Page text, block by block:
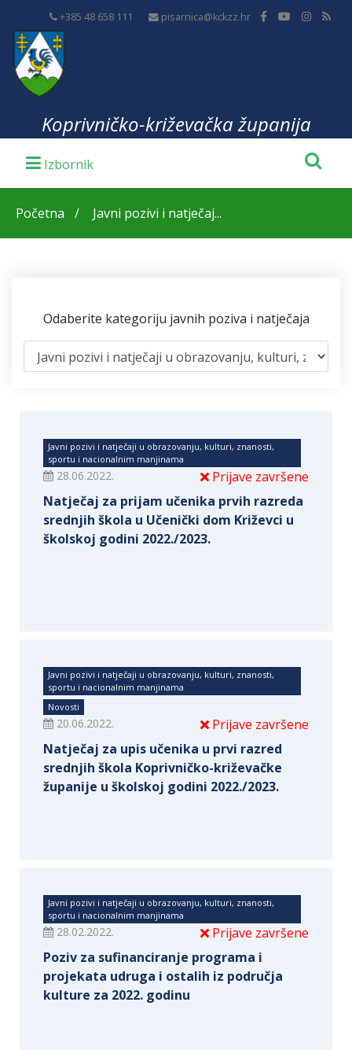
+385 48 658 111 pisarnica@kckzz.hr
Koprivničko-križevačka županija
Početna Javni pozivi i natječaj...
Odaberite kategoriju javnih poziva i natječaja
Javni pozivi i natječaji u obrazovanju, kulturi, znanosti,
sportu i nacionalnim manjinama
Prijave završene
28.06.2022.
Natječaj za prijam učenika prvih razreda
srednjih škola u Učenički dom Križevci u
školskoj godini 2022./2023.
Javni pozivi i natječaji u obrazovanju, kulturi, znanosti,
sportu i nacionalnim manjinama
Novosti
Prijave završene
20.06.2022.
Natječaj za upis učenika u prvi razred
srednjih škola Koprivničko-križevačke
županije u školskoj godini 2022./2023.
Javni pozivi i natječaji u obrazovanju, kulturi, znanosti,
sportu i nacionalnim manjinama
Prijave završene
28.02.2022.
Poziv za sufinanciranje programa i
projekata udruga i ostalih iz područja
kulture za 2022. godinu